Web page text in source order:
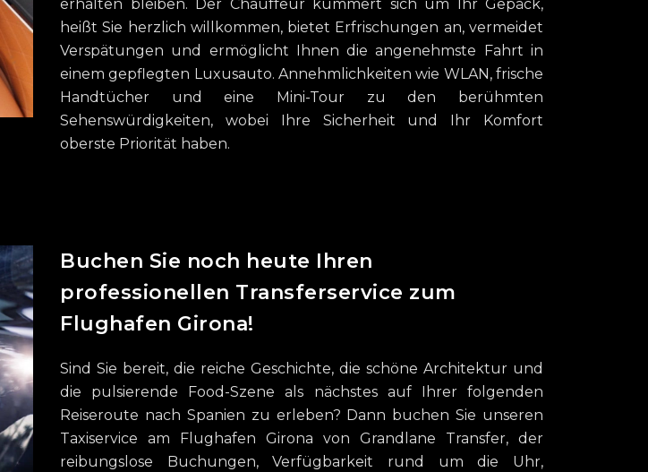
erhalten bleiben. Der Chauffeur kümmert sich um Ihr Gepäck,
heißt Sie herzlich willkommen, bietet Erfrischungen an, vermeidet
Verspätungen und ermöglicht Ihnen die angenehmste Fahrt in
einem gepflegten Luxusauto. Annehmlichkeiten wie WLAN, frische
Handtücher und eine Mini-Tour zu den berühmten
Sehenswürdigkeiten, wobei Ihre Sicherheit und Ihr Komfort
oberste Priorität haben.
Buchen Sie noch heute Ihren
professionellen Transferservice zum
Flughafen Girona!
Sind Sie bereit, die reiche Geschichte, die schöne Architektur und
die pulsierende Food-Szene als nächstes auf Ihrer folgenden
Reiseroute nach Spanien zu erleben? Dann buchen Sie unseren
Taxiservice am Flughafen Girona von Grandlane Transfer, der
reibungslose Buchungen, Verfügbarkeit rund um die Uhr,